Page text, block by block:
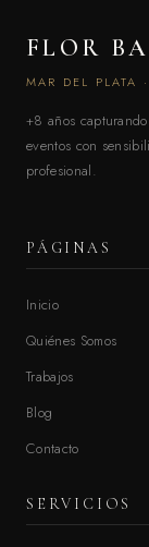
FLOR
MAR DEL PLATA
+8 años
eventos con
profesional.
PÁGINAS
Inicio
Quiénes Somos
Trabajos
Blog
Contacto
SERVICIOS